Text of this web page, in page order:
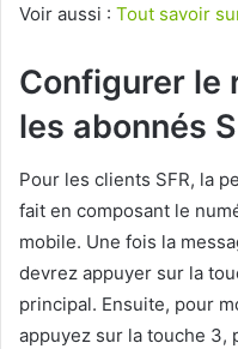
Voir aussi : Tout savoir
Configurer le
les abonnés
Pour les clients SFR, la
fait en composant le
mobile. Une fois la
devrez appuyer sur la
principal. Ensuite, pour
appuyez sur la touche 3,